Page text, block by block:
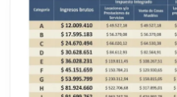
que
evita
de